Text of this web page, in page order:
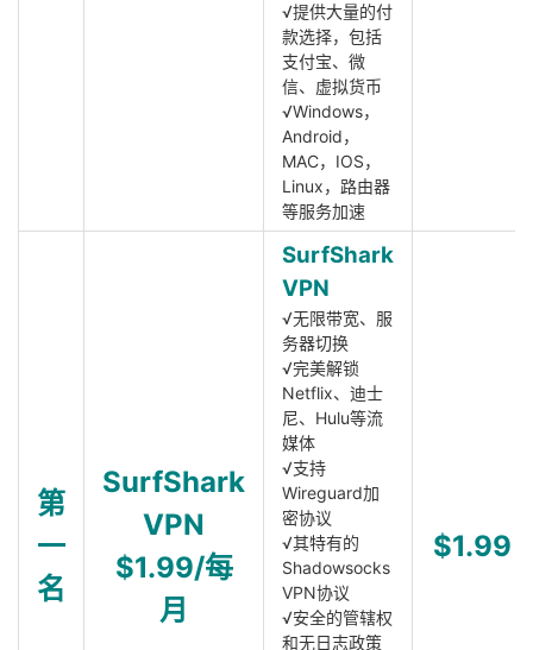
√提供大量的付
款选择，包括
支付宝、微
信、虚拟货币
√Windows，
Android，
MAC，IOS，
Linux，路由器
等服务加速
第
一
名
SurfShark
VPN
$1.99/每
月
SurfShark
VPN
√无限带宽、服
务器切换
√完美解锁
Netflix、迪士
尼、Hulu等流
媒体
√支持
Wireguard加
密协议
√其特有的
Shadowsocks
VPN协议
√安全的管辖权
和无日志政策
$1.99